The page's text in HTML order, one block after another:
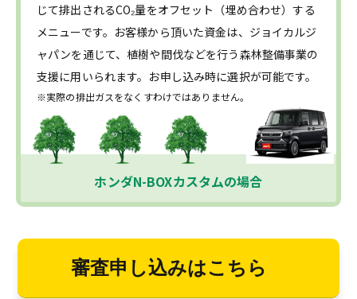
じて排出されるCO₂量をオフセット（埋め合わせ）する
メニューです。お客様から頂いた資金は、ジョイカルジ
ャパンを通じて、植樹や間伐などを行う森林整備事業の
支援に用いられます。お申し込み時に選択が可能です。
※実際の排出ガスをなくすわけではありません。
ホンダN-BOXカスタムの場合
審査申し込みはこちら